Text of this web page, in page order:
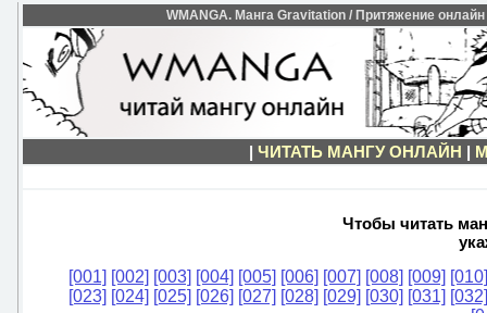
WMANGA. Манга Gravitation / Притяжение
| ЧИТАТЬ МАНГУ ОНЛАЙН |
Чтобы читать
[001] [002] [003] [004] [005] [006] [007] [008] [009] [010]
[023] [024] [025] [026] [027] [028] [029] [030] [031] [032]